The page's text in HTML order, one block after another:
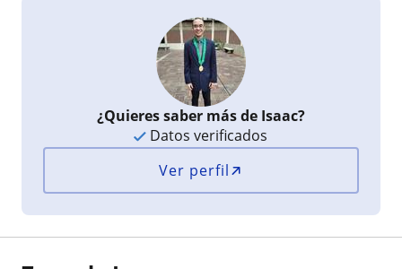
¿Quieres saber más de Isaac?
Datos verificados
Ver perfil